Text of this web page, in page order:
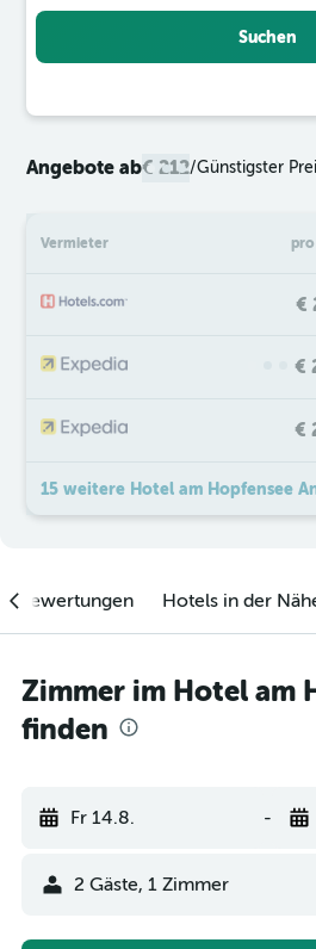
Suchen
Angebote ab€ 212/Günstigster
Vermieter pro
€
€
€
15 weitere Hotel am Hopfensee
Hotels in der
Zimmer im Hotel am
finden
Fr 14.8. -
2 Gäste, 1 Zimmer